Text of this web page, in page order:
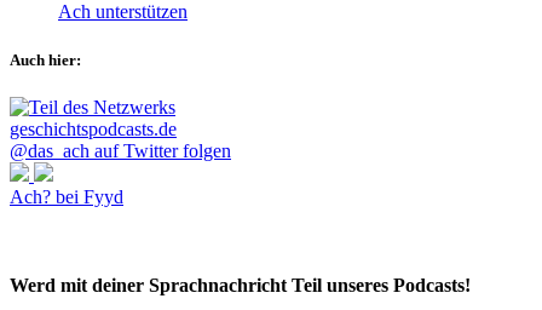
Ach unterstützen
Auch hier:
@das_ach auf Twitter folgen
Ach? bei Fyyd
Werd mit deiner Sprachnachricht Teil unseres Podcasts!